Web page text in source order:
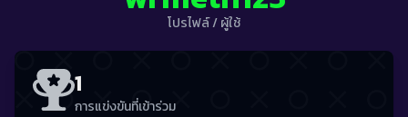
โปรไฟล์/ผู้ใช้
1
การแข่งขันที่เข้าร่วม